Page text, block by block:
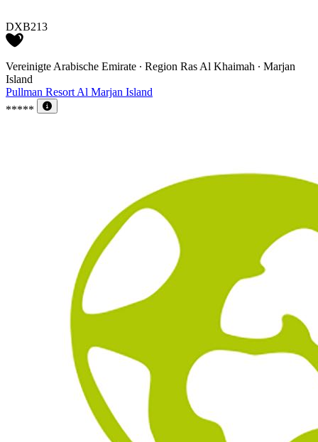
DXB213
Vereinigte Arabische Emirate ∙ Region Ras Al Khaimah ∙ Marjan
Island
Pullman Resort Al Marjan Island
*****